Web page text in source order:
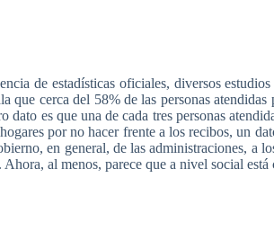
de estadísticas oficiales, diversos estudios
que cerca del 58% delas personasatendidas
dato es que una decada trespersonas
hogares pornohacer frentea losrecibos, un
, en general, delas administraciones, a
. Ahora, al menos, parece que a nivel social está